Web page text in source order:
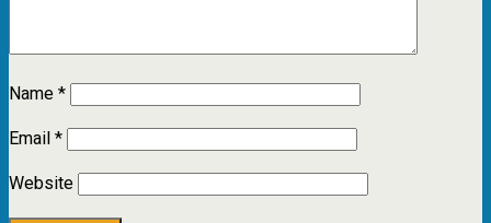
Name*
Email*
Website